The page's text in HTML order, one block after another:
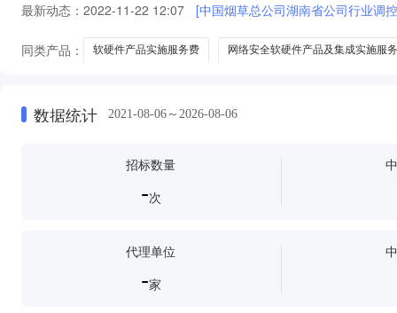
最新动态： 2022-11-22 12:07 [中国烟草总公司湖南省公司行业调
同类产品： 软硬件产品实施服务费 网络安全软硬件产品及集成实施服务
数据统计 2021-08-06～2026-08-06
招标数量
-次
代理单位
-家